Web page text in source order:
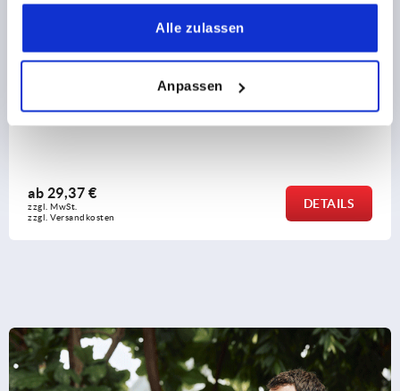
gesammelt haben.
Alle zulassen
Anpassen
für Rundrohre dreibeinig
mehrteilig
11,09 €
zzgl. Versandkosten